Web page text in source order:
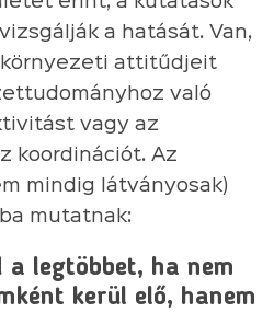
a hatását. Van,
környezeti attitűdjeit
való
vagy az
koordinációt. Az
mindig látványosak)
mutatnak:
legtöbbet, ha nem
kerül elő, hanem